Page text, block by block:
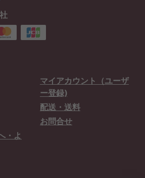
マイアカウント（ユーザ
ー登録)
配送・送料
お問合せ
・よ